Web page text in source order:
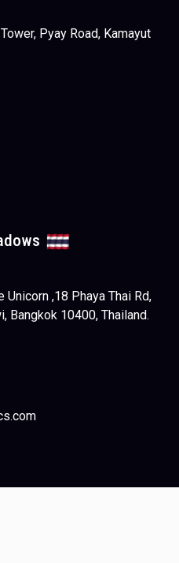
Pyay Road, Kamayut
Unicorn ,18 Phaya Thai Rd,
Bangkok 10400, Thailand.